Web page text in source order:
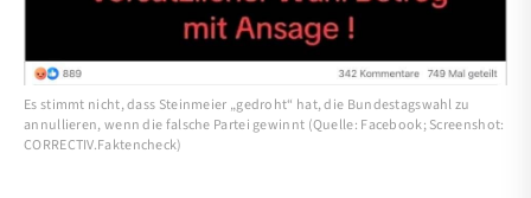
Es stimmt nicht, dass Steinmeier „gedroht“ hat, die Bundestagswahl zu
annullieren, wenn die falsche Partei gewinnt (Quelle: Facebook; Screenshot:
CORRECTIV.Faktencheck)